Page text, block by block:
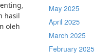
hasil
oleh
May 2025
April 2025
March 2025
February 2025